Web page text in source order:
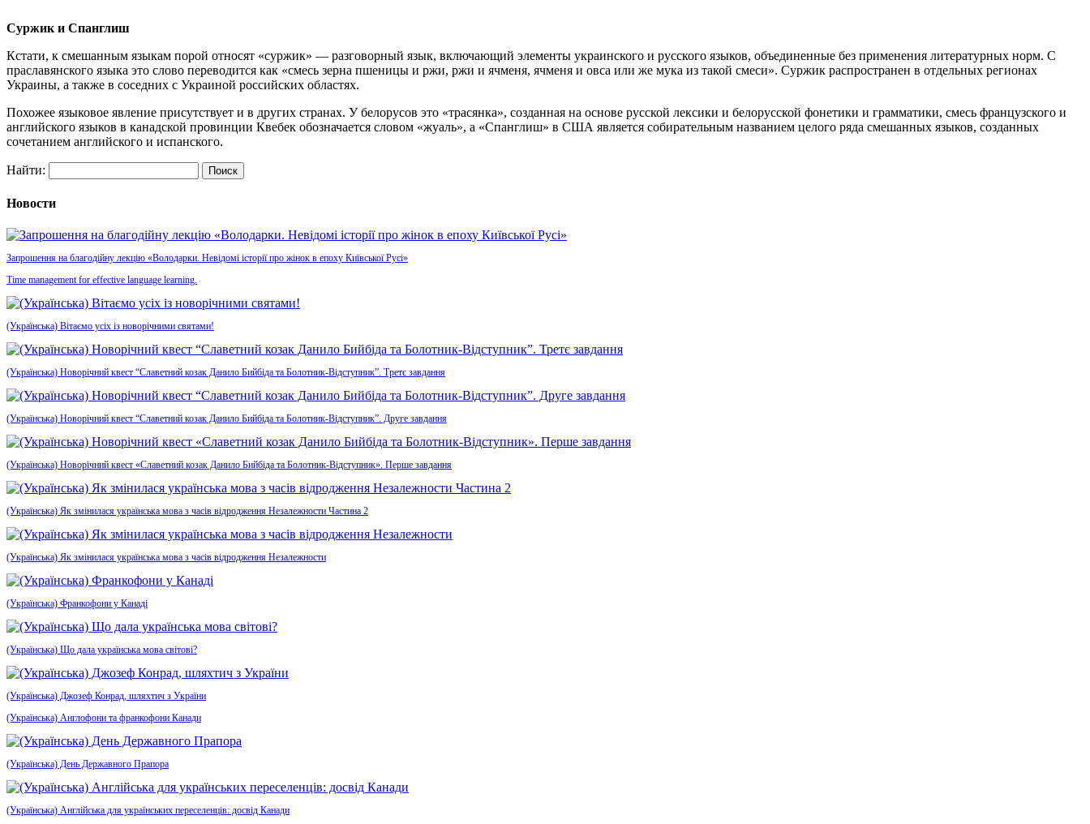
Суржик и Спанглиш
Кстати, к смешанным языкам порой относят «суржик» — разговорный язык, включающий элементы украинского и русского языков, объединенные без применения литературных норм. С
праславянского языка это слово переводится как «смесь зерна пшеницы и ржи, ржи и ячменя, ячменя и овса или же мука из такой смеси». Суржик распространен в отдельных регионах
Украины, а также в соседних с Украиной российских областях.
Похожее языковое явление присутствует и в других странах. У белорусов это «трасянка», созданная на основе русской лексики и белорусской фонетики и грамматики, смесь французского и
английского языков в канадской провинции Квебек обозначается словом «жуаль», а «Спанглиш» в США является собирательным названием целого ряда смешанных языков, созданных
сочетанием английского и испанского.
Найти:
Новости
Запрошення на благодійну лекцію «Володарки. Невідомі історії про жінок в епоху Київської Русі»
Time management for effective language learning.
(Українська) Вітаємо усіх із новорічними святами!
(Українська) Новорічний квест “Славетний козак Данило Бийбіда та Болотник-Відступник”. Третє завдання
(Українська) Новорічний квест “Славетний козак Данило Бийбіда та Болотник-Відступник”. Друге завдання
(Українська) Новорічний квест «Славетний козак Данило Бийбіда та Болотник-Відступник». Перше завдання
(Українська) Як змінилася українська мова з часів відродження Незалежности Частина 2
(Українська) Як змінилася українська мова з часів відродження Незалежности
(Українська) Франкофони у Канаді
(Українська) Що дала українська мова світові?
(Українська) Джозеф Конрад, шляхтич з України
(Українська) Англофони та франкофони Канади
(Українська) День Державного Прапора
(Українська) Англійська для українських переселенців: досвід Канади